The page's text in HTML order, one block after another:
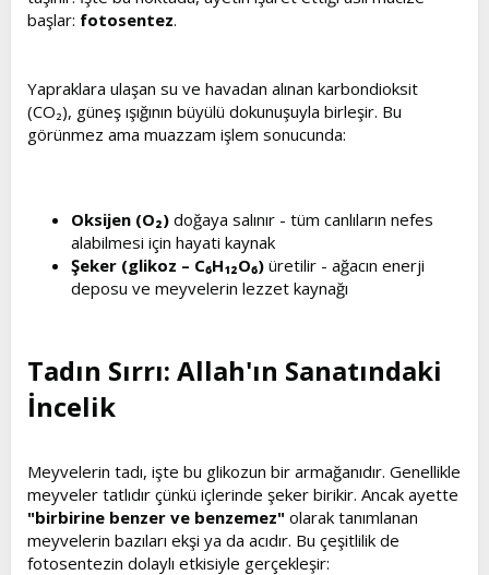
başlar: fotosentez.
Yapraklara ulaşan su ve havadan alınan karbondioksit
(CO₂), güneş ışığının büyülü dokunuşuyla birleşir. Bu
görünmez ama muazzam işlem sonucunda:
Oksijen (O₂) doğaya salınır - tüm canlıların nefes
alabilmesi için hayati kaynak
Şeker (glikoz – C₆H₁₂O₆) üretilir - ağacın enerji
deposu ve meyvelerin lezzet kaynağı
Tadın Sırrı: Allah'ın Sanatındaki
İncelik​
Meyvelerin tadı, işte bu glikozun bir armağanıdır. Genellikle
meyveler tatlıdır çünkü içlerinde şeker birikir. Ancak ayette
"birbirine benzer ve benzemez" olarak tanımlanan
meyvelerin bazıları ekşi ya da acıdır. Bu çeşitlilik de
fotosentezin dolaylı etkisiyle gerçekleşir: